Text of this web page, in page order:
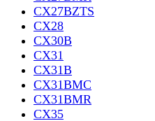
CX27BZTS
CX28
CX30B
CX31
CX31B
CX31BMC
CX31BMR
CX35